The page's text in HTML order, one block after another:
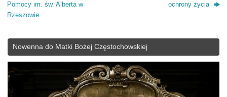
Pomocy im. św. Alberta w
Rzeszowie
ochrony życia
Nowenna do Matki Bożej Częstochowskiej